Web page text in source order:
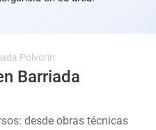
Polvorin
Barriada
desde obras técnicas